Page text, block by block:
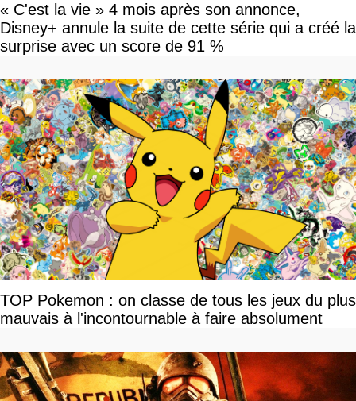
« C'est la vie » 4 mois après son annonce,
Disney+ annule la suite de cette série qui a créé la
surprise avec un score de 91 %
TOP Pokemon : on classe de tous les jeux du plus
mauvais à l'incontournable à faire absolument